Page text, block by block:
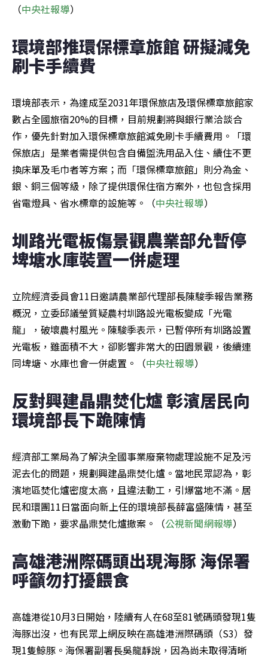
（中央社報導）
環境部推環保標章旅館 研擬減免
刷卡手續費
環境部表示，為達成至2031年環保旅店及環保標章旅館家
數占全國旅宿20%的目標，目前規劃將與銀行業洽談合
作，優先針對加入環保標章旅館減免刷卡手續費用。「環
保旅店」是業者需提供包含自備盥洗用品入住、續住不更
換床單及毛巾者等方案；而「環保標章旅館」則分為金、
銀、銅三個等級，除了提供環保住宿方案外，也包含採用
省電燈具、省水標章的設施等。（中央社報導）
圳路光電板傷景觀農業部允暫停
埤塘水庫裝置一併處理
立院經濟委員會11日邀請農業部代理部長陳駿季報告業務
概況，立委邱議瑩質疑農村圳路設光電板變成「光電
龍」，破壞農村風光。陳駿季表示，已暫停所有圳路設置
光電板，雖面積不大，卻影響非常大的田園景觀，後續連
同埤塘、水庫也會一併處置。（中央社報導）
反對興建晶鼎焚化爐 彰濱居民向
環境部長下跪陳情
經濟部工業局為了解決全國事業廢棄物處理設施不足及污
泥去化的問題，規劃興建晶鼎焚化爐。當地民眾認為，彰
濱地區焚化爐密度太高，且違法動工，引爆當地不滿。居
民和環團11日當面向新上任的環境部長薛富盛陳情，甚至
激動下跪，要求晶鼎焚化爐撤案。（公視新聞網報導）
高雄港洲際碼頭出現海豚 海保署
呼籲勿打擾餵食
高雄港從10月3日開始，陸續有人在68至81號碼頭發現1隻
海豚出沒，也有民眾上網反映在高雄港洲際碼頭（S3）發
現1隻鯨豚。海保署副署長吳龍靜說，因為尚未取得清晰